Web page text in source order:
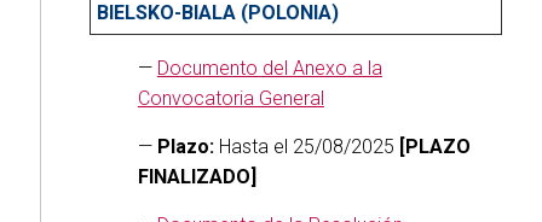
BIELSKO-BIALA (POLONIA)
— Documento del Anexo a la
Convocatoria General
— Plazo:Hasta el 25/08/2025 [PLAZO
FINALIZADO]